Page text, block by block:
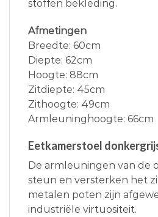
stoffen bekleding.
Afmetingen
Breedte: 60cm
Diepte: 62cm
Hoogte: 88cm
Zitdiepte: 45cm
Zithoogte: 49cm
Armleuninghoogte: 66cm
Eetkamerstoel
De armleuningen van de
steun en versterken het
metalen poten zijn
industriële virtuositeit.